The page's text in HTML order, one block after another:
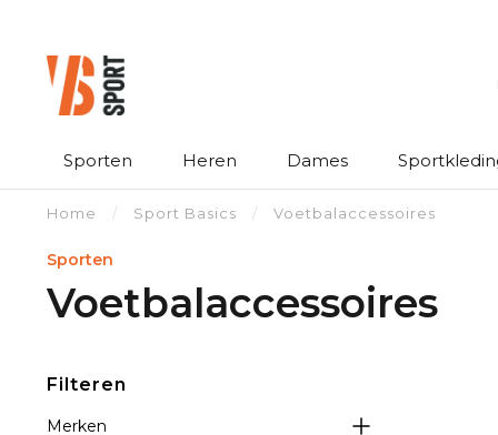
Sporten Heren Dames
Home / Sport Basics / Voetbalaccessoires
Sporten
Voetbalaccessoires
Filteren
Merken